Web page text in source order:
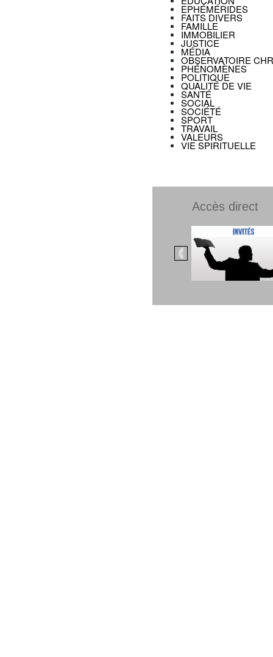
EPHÉMÉRIDES
FAITS DIVERS
FAMILLE
IMMOBILIER
JUSTICE
MÉDIA
OBSERVATOIRE
PHÉNOMÈNES
POLITIQUE
QUALITÉ DE VIE
SANTÉ
SOCIAL
SOCIÉTÉ
SPORT
TRAVAIL
VALEURS
VIE SPIRITUELLE
Accès direct